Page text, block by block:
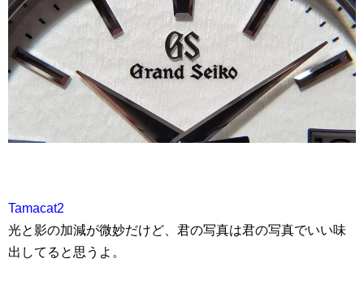
Tamacat2
光と影の加減が微妙だけど、君の写真は君の写真でいい味
出してると思うよ。